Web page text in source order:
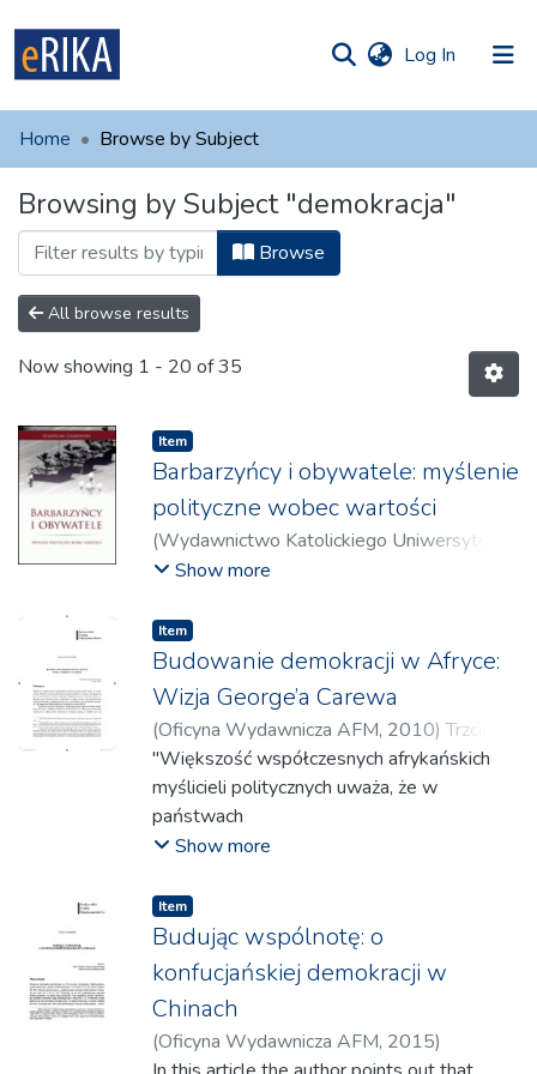
Log In (current)
UAFM
For authors
Help
Contact
Home Browse by Subject
Browsing by Subject "demokracja"
Browse
All browse results
Now showing 1 - 20 of 35
Item
Barbarzyńcy i obywatele: myślenie
polityczne wobec wartości
(Wydawnictwo Katolickiego Uniwersytetu
Lubelskiego im. Jana Pawła II; Oficyna
Stanisław
Show more
Item
Budowanie demokracji w Afryce:
Wizja George’a Carewa
(Oficyna Wydawnicza AFM, 2010)Trzciński,
Krzysztof
"Większość współczesnych afrykańskich
myślicieli politycznych uważa, że w
państwach
Afryki powinna zostać ustanowiona
tam obecnie różnych odmian autokracji.
Jednakże niewielu z nich jest zdania, że
liberalna teoria demokratyczna w kształcie,
w jakim została skonceptualizowana
i urzeczywistniona w praktyce politycznej na
Zachodzie, daje odpowiedź na pytanie,
Show more
Item
Budując wspólnotę: o
konfucjańskiej demokracji w
Chinach
(Oficyna Wydawnicza AFM, 2015)